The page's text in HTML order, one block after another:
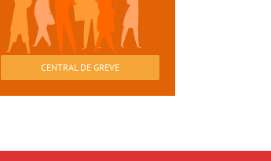
CENTRAL DE GREVE